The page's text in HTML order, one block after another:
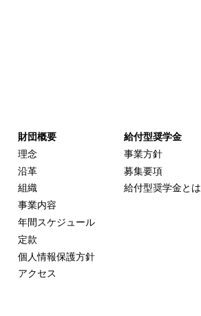
財団概要
理念
沿革
組織
事業内容
年間スケジュール
定款
個人情報保護方針
アクセス
給付型奨学金
事業方針
募集要項
給付型奨学金とは